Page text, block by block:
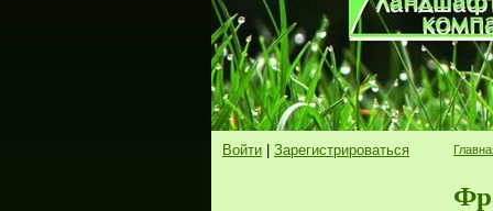
Войти Зарегистрироваться